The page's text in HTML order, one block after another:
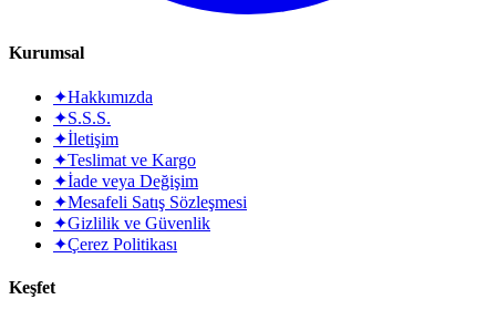
Kurumsal
✦Hakkımızda
✦S.S.S.
✦İletişim
✦Teslimat ve Kargo
✦İade veya Değişim
✦Mesafeli Satış Sözleşmesi
✦Gizlilik ve Güvenlik
✦Çerez Politikası
Keşfet